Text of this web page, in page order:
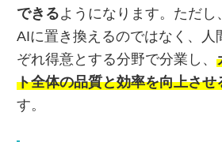
できるようになります。ただし
AIに置き換えるのではなく、人
ぞれ得意とする分野で分業し、
ト全体の品質と効率を向上させ
す。